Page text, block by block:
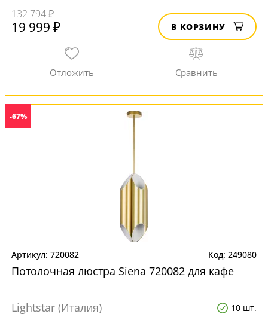
132 794 ₽
19 999 ₽ В КОРЗИНУ
-67%
720082 249080
Потолочная люстра Siena 720082 для кафе
Lightstar (Италия) 10 шт.